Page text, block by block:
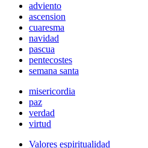
adviento
ascension
cuaresma
navidad
pascua
pentecostes
semana santa
misericordia
paz
verdad
virtud
Valores espiritualidad